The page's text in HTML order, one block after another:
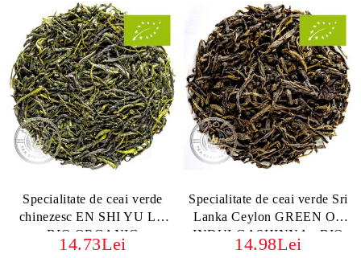
Specialitate de ceai verde
chinezesc EN SHI YU LU
BIO ORGANIC
14.73Lei
Specialitate de ceai verde Sri
Lanka Ceylon GREEN OP
INDULGASHINNA - BIO
ORGANIC
14.98Lei